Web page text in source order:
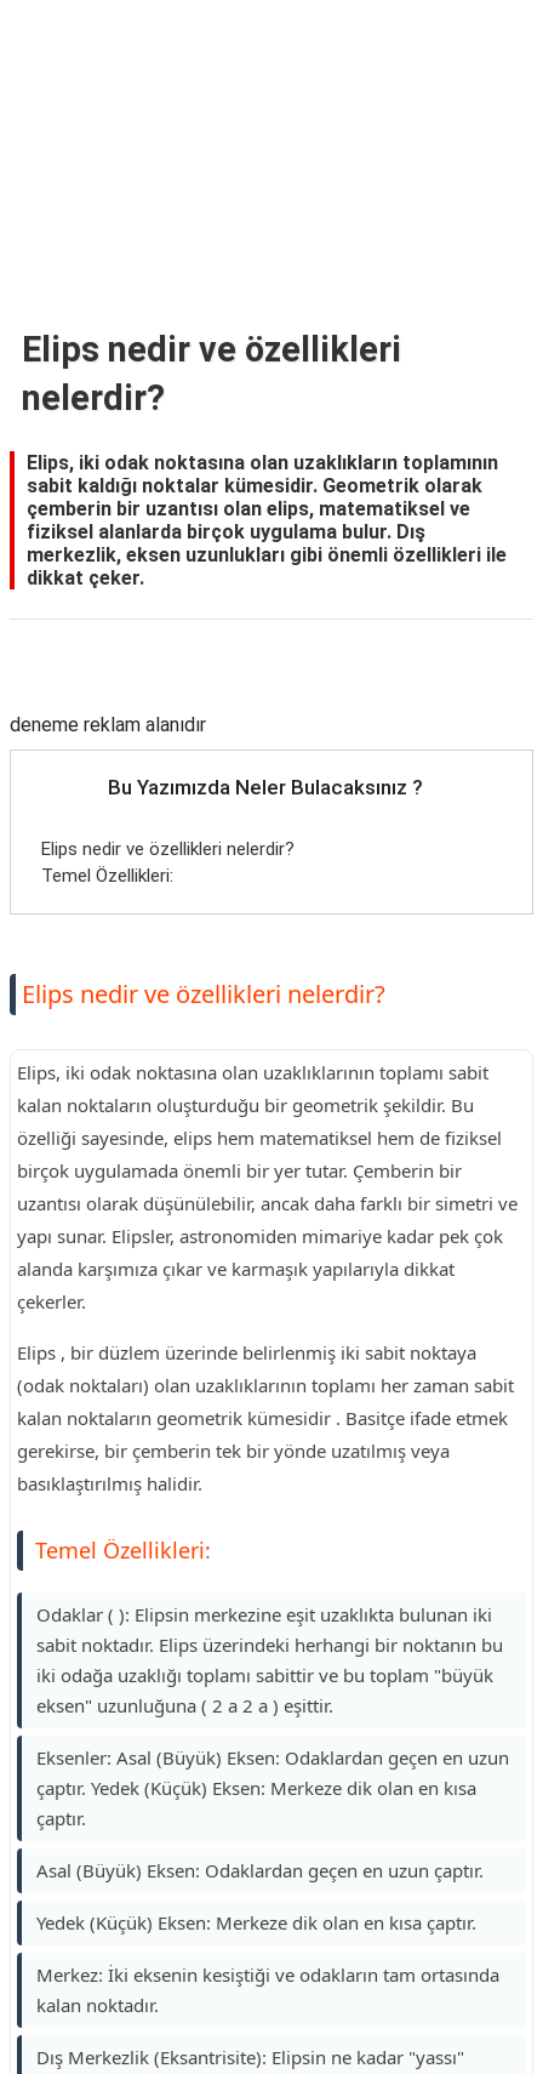
Elips nedir ve özellikleri
nelerdir?
Elips, iki odak noktasına olan uzaklıkların toplamının
sabit kaldığı noktalar kümesidir. Geometrik olarak
çemberin bir uzantısı olan elips, matematiksel ve
fiziksel alanlarda birçok uygulama bulur. Dış
merkezlik, eksen uzunlukları gibi önemli özellikleri ile
dikkat çeker.
deneme reklam alanıdır
Bu Yazımızda Neler Bulacaksınız ?
Elips nedir ve özellikleri nelerdir?
Temel Özellikleri:
Elips nedir ve özellikleri nelerdir?
Elips, iki odak noktasına olan uzaklıklarının toplamı sabit
kalan noktaların oluşturduğu bir geometrik şekildir. Bu
özelliği sayesinde, elips hem matematiksel hem de fiziksel
birçok uygulamada önemli bir yer tutar. Çemberin bir
uzantısı olarak düşünülebilir, ancak daha farklı bir simetri ve
yapı sunar. Elipsler, astronomiden mimariye kadar pek çok
alanda karşımıza çıkar ve karmaşık yapılarıyla dikkat
çekerler.
Elips , bir düzlem üzerinde belirlenmiş iki sabit noktaya
(odak noktaları) olan uzaklıklarının toplamı her zaman sabit
kalan noktaların geometrik kümesidir . Basitçe ifade etmek
gerekirse, bir çemberin tek bir yönde uzatılmış veya
basıklaştırılmış halidir.
Temel Özellikleri:
Odaklar ( ): Elipsin merkezine eşit uzaklıkta bulunan iki
sabit noktadır. Elips üzerindeki herhangi bir noktanın bu
iki odağa uzaklığı toplamı sabittir ve bu toplam "büyük
eksen" uzunluğuna ( 2 a 2 a ) eşittir.
Eksenler: Asal (Büyük) Eksen: Odaklardan geçen en uzun
çaptır. Yedek (Küçük) Eksen: Merkeze dik olan en kısa
çaptır.
Asal (Büyük) Eksen: Odaklardan geçen en uzun çaptır.
Yedek (Küçük) Eksen: Merkeze dik olan en kısa çaptır.
Merkez: İki eksenin kesiştiği ve odakların tam ortasında
kalan noktadır.
Dış Merkezlik (Eksantrisite): Elipsin ne kadar "yassı"